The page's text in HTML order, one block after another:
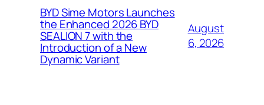
BYD Sime Motors Launches
the Enhanced 2026 BYD
SEALION 7 with the
Introduction of a New
Dynamic Variant
August
6, 2026